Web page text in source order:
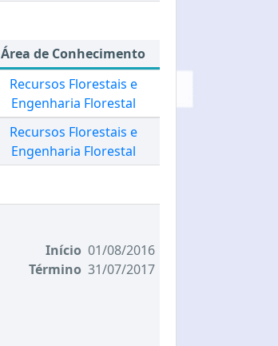
Área de Conhecimento
Recursos Florestais e
Engenharia Florestal
Recursos Florestais e
Engenharia Florestal
Início 01/08/2016
Término 31/07/2017